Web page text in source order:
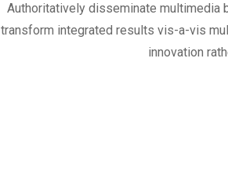
Authoritatively disseminate multimedia
transform integrated results vis-a-vis
innovation